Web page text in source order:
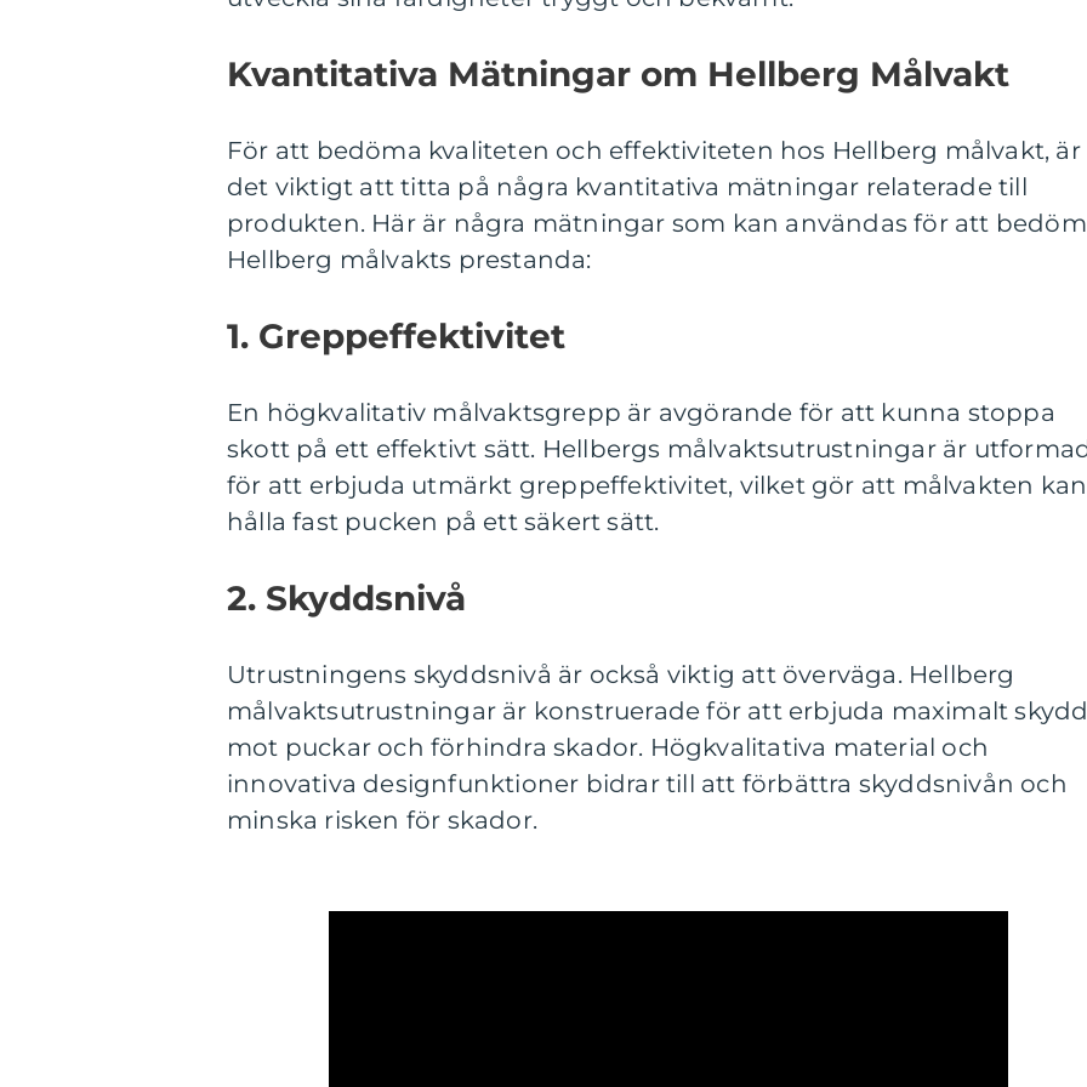
Kvantitativa Mätningar om Hellberg Målvakt
För att bedöma kvaliteten och effektiviteten hos Hellberg målvakt, är
det viktigt att titta på några kvantitativa mätningar relaterade till
produkten. Här är några mätningar som kan användas för att
Hellberg målvakts prestanda:
1. Greppeffektivitet
En högkvalitativ målvaktsgrepp är avgörande för att kunna stoppa
skott på ett effektivt sätt. Hellbergs målvaktsutrustningar är
för att erbjuda utmärkt greppeffektivitet, vilket gör att målvakten kan
hålla fast pucken på ett säkert sätt.
2. Skyddsnivå
Utrustningens skyddsnivå är också viktig att överväga. Hellberg
målvaktsutrustningar är konstruerade för att erbjuda maximalt skydd
mot puckar och förhindra skador. Högkvalitativa material och
innovativa designfunktioner bidrar till att förbättra skyddsnivån och
minska risken för skador.